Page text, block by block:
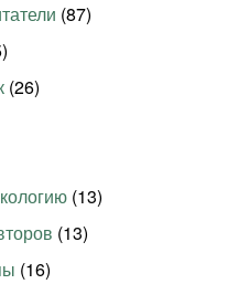
(87)
(26)
(13)
(13)
(16)